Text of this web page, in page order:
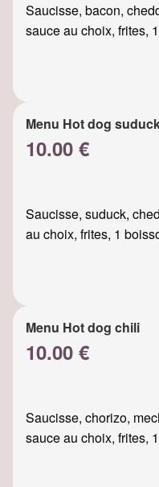
Saucisse, bacon,
sauce au choix, frites,
Menu Hot dog
10.00 €
Saucisse, suduck,
au choix, frites, 1
Menu Hot dog chili
10.00 €
Saucisse, chorizo,
sauce au choix, frites,